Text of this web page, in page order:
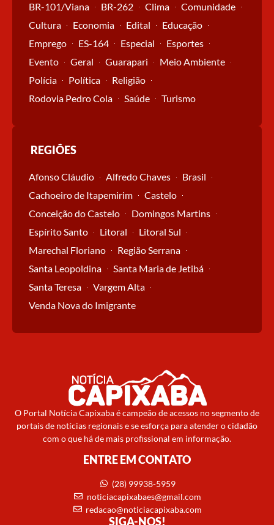
BR-101/Viana
BR-262 Clima
Comunidade
Cultura
Economia Edital
Educação
Emprego
ES-164 Especial
Esportes
Evento
Geral Guarapari
Meio Ambiente
Polícia
Política
Religião
Rodovia Pedro Cola
Saúde Turismo
REGIÕES
Afonso Cláudio Alfredo Chaves
Brasil
Cachoeiro de Itapemirim
Castelo
Conceição do Castelo
Domingos Martins
Espírito Santo
Litoral
Litoral Sul
Marechal Floriano
Região Serrana
Santa Leopoldina
Santa Maria de Jetibá
Santa Teresa
Vargem Alta
Venda Nova do Imigrante
O Portal Notícia Capixaba é campeão de acessos no segmento de
portais de notícias regionais e se esforça para atender o cidadão
com o que há de mais profissional em informação.
ENTRE EM CONTATO
(28) 99938-5959
noticiacapixabaes@gmail.com
redacao@noticiacapixaba.com
SIGA-NOS!